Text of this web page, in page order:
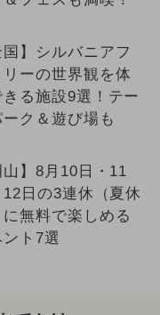
国】シルバニアフ
リーの世界観を体
る施設9選！テー
ーク＆遊び場も
山】8月10日・11
12日の3連休（夏休
無料で楽しめる
ト7選